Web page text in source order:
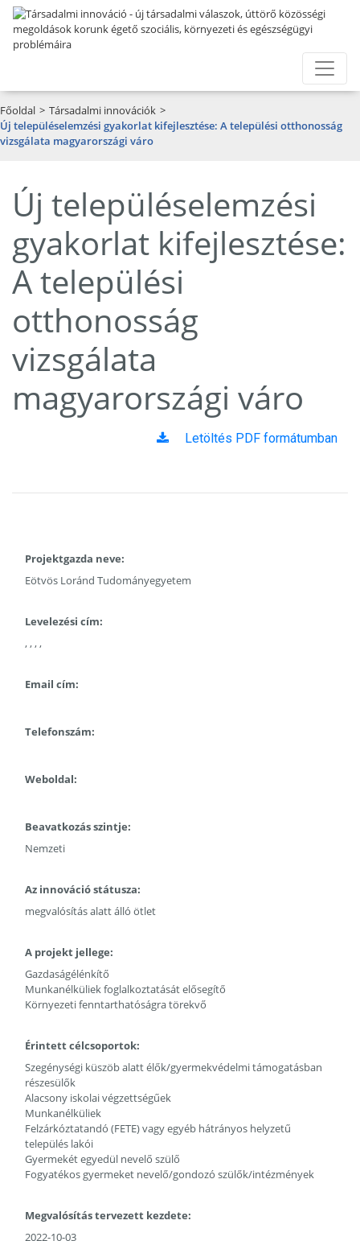
Főoldal > Társadalmi innovációk >
Új településelemzési gyakorlat kifejlesztése: A települési otthonosság
vizsgálata magyarországi váro
Új településelemzési
gyakorlat kifejlesztése:
A települési
otthonosság
vizsgálata
magyarországi váro
Letöltés PDF formátumban
Projektgazda neve:
Eötvös Loránd Tudományegyetem
Levelezési cím:
, , , ,
Email cím:
Telefonszám:
Weboldal:
Beavatkozás szintje:
Nemzeti
Az innováció státusza:
megvalósítás alatt álló ötlet
A projekt jellege:
Gazdaságélénkítő
Munkanélküliek foglalkoztatását elősegítő
Környezeti fenntarthatóságra törekvő
Érintett célcsoportok:
Szegénységi küszöb alatt élők/gyermekvédelmi támogatásban
részesülők
Alacsony iskolai végzettségűek
Munkanélküliek
Felzárkóztatandó (FETE) vagy egyéb hátrányos helyzetű
település lakói
Gyermekét egyedül nevelő szülő
Fogyatékos gyermeket nevelő/gondozó szülők/intézmények
Megvalósítás tervezett kezdete:
2022-10-03